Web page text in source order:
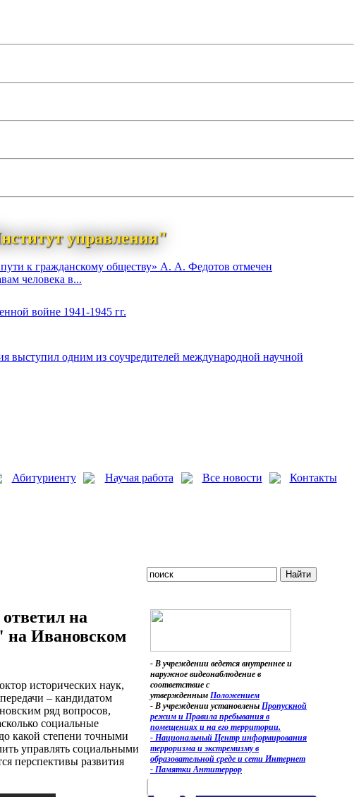
управления"
к гражданскому обществу» А. А. Федотов отмечен
человека в...
войне 1941-1945 гг.
выступил одним из соучредителей международной научной
Абитуриенту Научая работа Все новости Контакты
на
на Ивановском
исторических наук,
– кандидатом
ряд вопросов,
социальные
какой степени точными
управлять социальными
перспективы развития
- В учреждении ведется внутреннее и
наружное видеонаблюдение в
соответствие с
утвержденным Положением
- В учреждении установлены Пропускной
режим и Правила пребывания в
помещениях и на его территории.
- Национальный Центр информирования
терроризма и экстремизму в
образовательной среде и сети Интернет
- Памятки Антитеррор